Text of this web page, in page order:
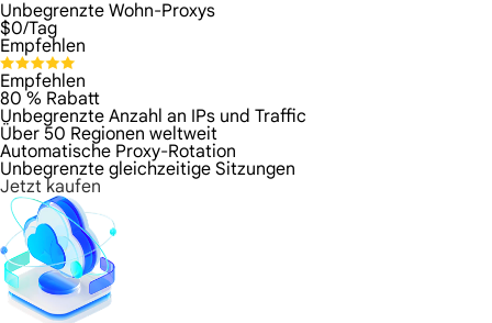
Unbegrenzte Wohn-Proxys
$0/Tag
Empfehlen
Empfehlen
80 % Rabatt
Unbegrenzte Anzahl an IPs und Traffic
Über 50 Regionen weltweit
Automatische Proxy-Rotation
Unbegrenzte gleichzeitige Sitzungen
Jetzt kaufen